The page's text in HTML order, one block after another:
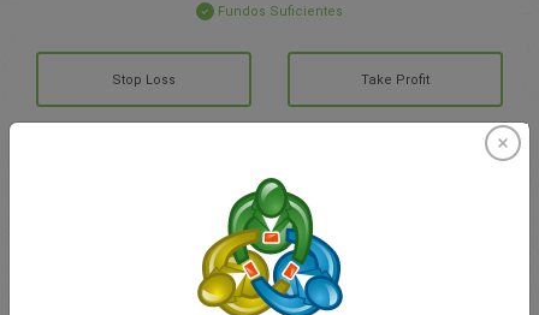
Fundos Suficientes
Stop Loss Take Profit
Criar Conta de Trading
Gerenciamento de contas